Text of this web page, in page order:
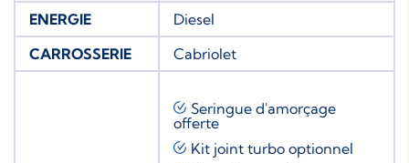
ENERGIE
Diesel
CARROSSERIE
Cabriolet
Seringue d'amorçage
offerte
Kit joint turbo optionnel